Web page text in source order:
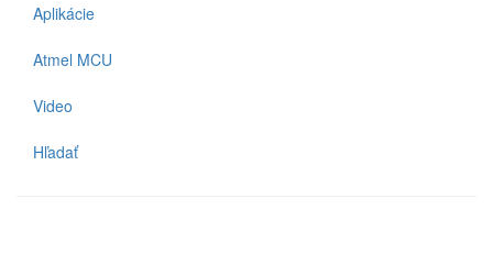
Aplikácie
Atmel MCU
Video
Hľadať